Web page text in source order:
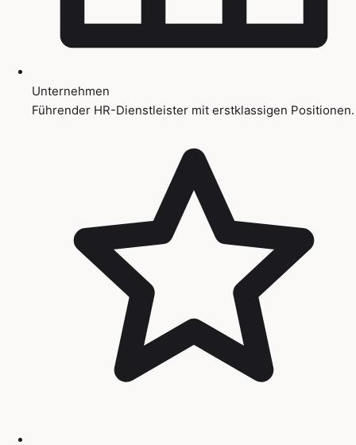
Unternehmen
Führender HR-Dienstleister mit erstklassigen Positionen.